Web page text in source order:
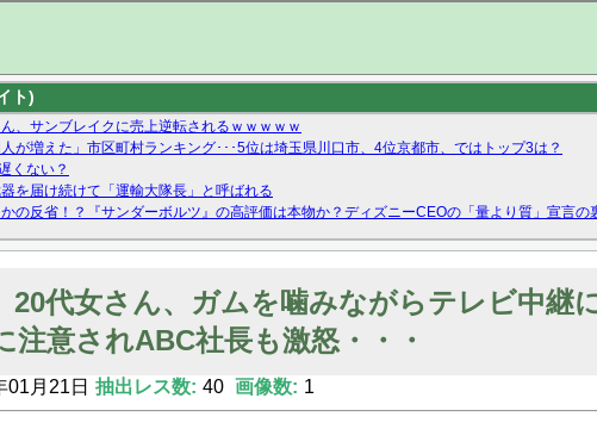
ト)
、サンブレイクに売上逆転されるｗｗｗｗｗ
が増えた」市区町村ランキング･･･5位は埼玉県川口市、4位京都市、ではトップ3は？
くない？
を届け続けて「運輸大隊長」と呼ばれる
の反省！？『サンダーボルツ』の高評価は本物か？ディズニーCEOの「量より質」宣言
】ファーストテイク出演も新規獲得ならず？北川莉央が1位に
互RSS
20代女さん、ガムを噛みながらテレビ中継
注意されABC社長も激怒・・・
01月21日 抽出レス数: 40 画像数: 1